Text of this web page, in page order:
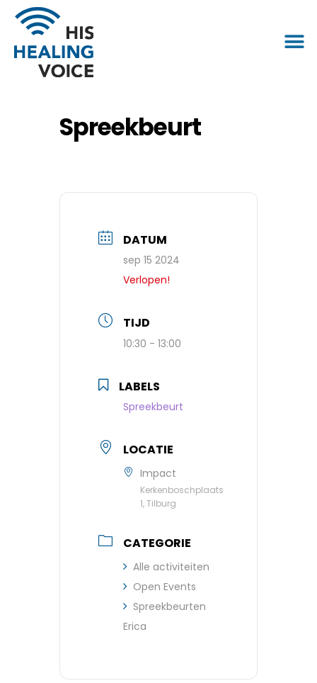
Spreekbeurt
DATUM
sep 15 2024
Verlopen!
TIJD
10:30 - 13:00
LABELS
Spreekbeurt
LOCATIE
Impact
Kerkenboschplaats
1, Tilburg
CATEGORIE
Alle activiteiten
Open Events
Spreekbeurten
Erica